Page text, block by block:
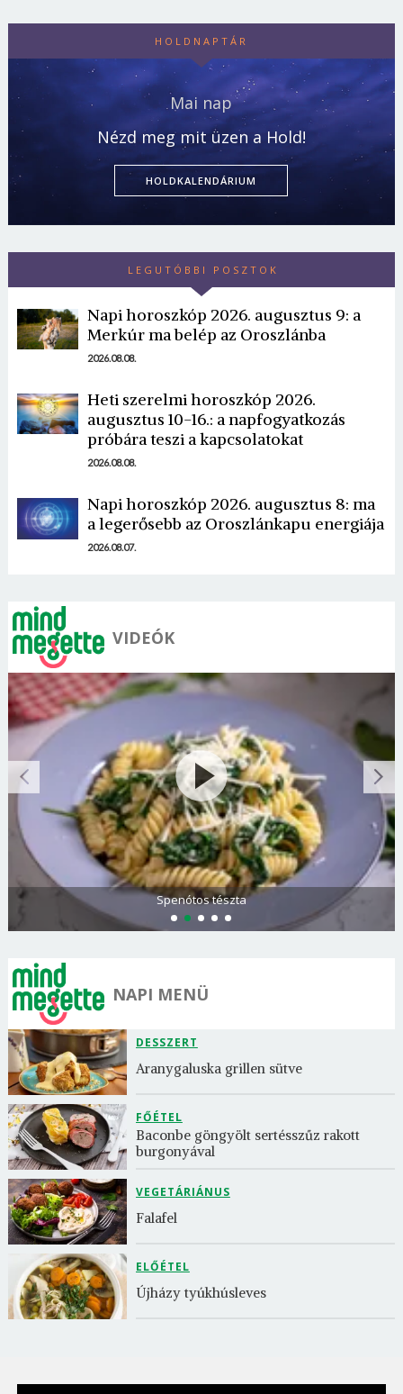
HOLDNAPTÁR
Mai nap
Nézd meg mit üzen a Hold!
HOLDKALENDÁRIUM
LEGUTÓBBI POSZTOK
Napi horoszkóp 2026. augusztus 9: a
Merkúr ma belép az Oroszlánba
2026.08.08.
Heti szerelmi horoszkóp 2026.
augusztus 10-16.: a napfogyatkozás
próbára teszi a kapcsolatokat
2026.08.08.
Napi horoszkóp 2026. augusztus 8: ma
a legerősebb az Oroszlánkapu energiája
2026.08.07.
VIDEÓK
Spenótos tészta
NAPI MENÜ
DESSZERT
Aranygaluska grillen sütve
FŐÉTEL
Baconbe göngyölt sertésszűz rakott
burgonyával
VEGETÁRIÁNUS
Falafel
ELŐÉTEL
Újházy tyúkhúsleves
Borsonline bejelentkezés
E-mail cím vagy felhasználónév
Mégse